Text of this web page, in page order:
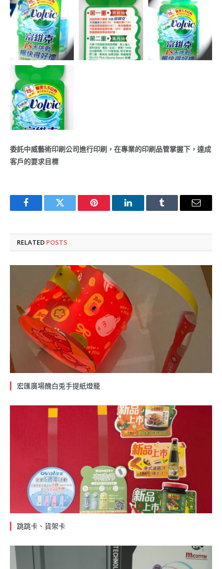
委託中威藝術印刷公司進行印刷，在專業的印刷品管掌握下，達成
客戶的要求目標
FacebookTwitter Pinterest LinkedInTumblr Email
RELATED POSTS
宏匯廣場醜白兎手提紙燈籠
跳跳卡、貨架卡